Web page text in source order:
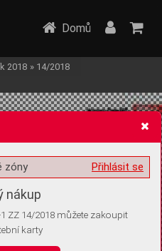
volitelných informací
Domů
2018 » 14/2018
Přihlásit se
zóny
nákup
ZZ 14/2018 můžete zakoupit
karty